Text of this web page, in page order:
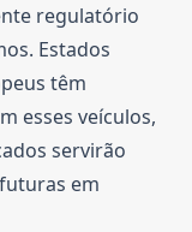
regulatório
Estados
têm
esses veículos,
servirão
em